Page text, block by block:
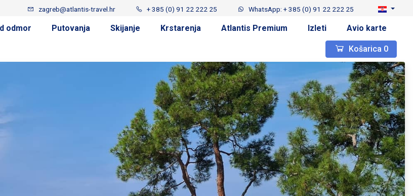
zagreb@atlantis-travel.hr + 385 (0) 91 22 222 25 WhatsApp: + 385 (0) 91 22 222 25
odmor Putovanja Skijanje Krstarenja Atlantis Premium Izleti Avio karte
Košarica 0